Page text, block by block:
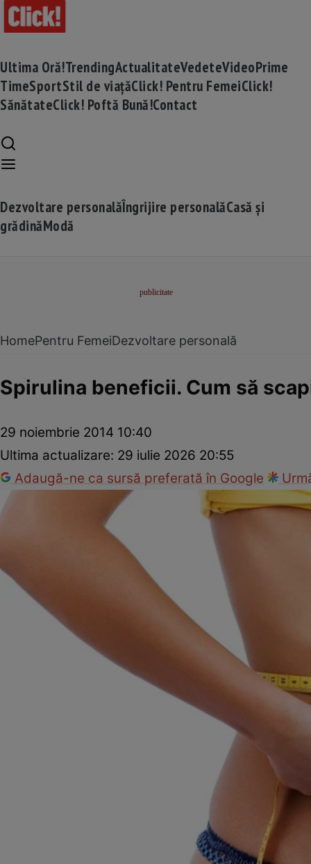
Ultima Oră!TrendingActualitateVedeteVideoPrime
TimeSportStil de viațăClick! Pentru FemeiClick!
SănătateClick! Poftă Bună!Contact
Dezvoltare personalăÎngrijire personalăCasă și
grădinăModă
HomePentru FemeiDezvoltare personală
Spirulina beneficii. Cum să
29 noiembrie 2014 10:40
Ultima actualizare: 29 iulie 2026 20:55
Adaugă-ne ca sursă preferată în Google